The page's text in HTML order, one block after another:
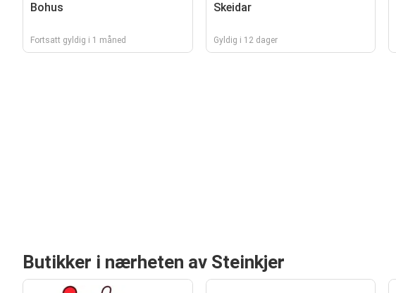
Bohus
Fortsatt gyldig i 1 måned
Skeidar
Gyldig i 12 dager
Butikker i nærheten av Steinkjer